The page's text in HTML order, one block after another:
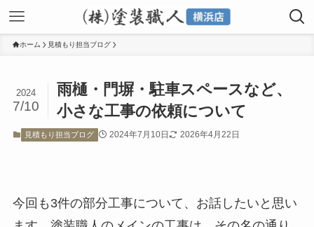
ホーム 見積もり担当ブログ
雨樋・門塀・駐車スペースなど、
小さな工事の依頼について
2024
7/10
見積もり担当ブログ 2024年7月10日 2026年4月22日
今回も3件の部分工事について、お話したいと思い